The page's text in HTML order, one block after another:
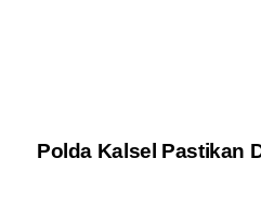
Polda Kalsel Pastikan